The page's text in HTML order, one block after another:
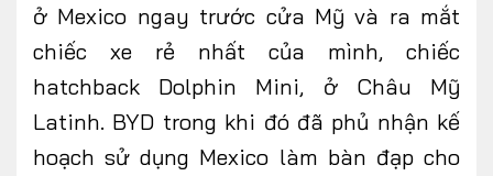
ở Mexico ngay trước cửa Mỹ và ra mắt
chiếc xe rẻ nhất của mình, chiếc
hatchback Dolphin Mini, ở Châu Mỹ
Latinh. BYD trong khi đó đã phủ nhận kế
hoạch sử dụng Mexico làm bàn đạp cho